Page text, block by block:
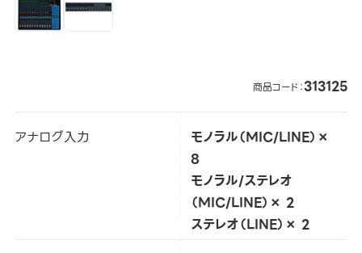
商品コード：313125
アナログ入力
モノラル（MIC/LINE）×
8
モノラル/ステレオ
（MIC/LINE）× 2
ステレオ（LINE）× 2